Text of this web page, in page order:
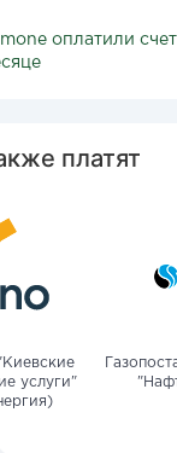
оплатили
платят
услуги"